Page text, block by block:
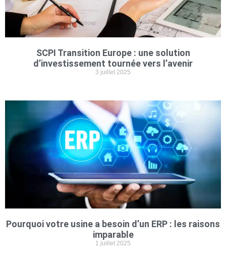
SCPI Transition Europe : une solution
d’investissement tournée vers l’avenir
3 juillet 2025
Pourquoi votre usine a besoin d’un ERP : les raisons
imparable
1 juillet 2025